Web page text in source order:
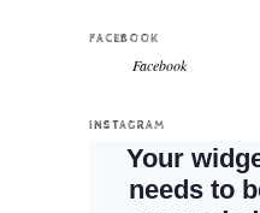
FACEBOOK
Facebook
INSTAGRAM